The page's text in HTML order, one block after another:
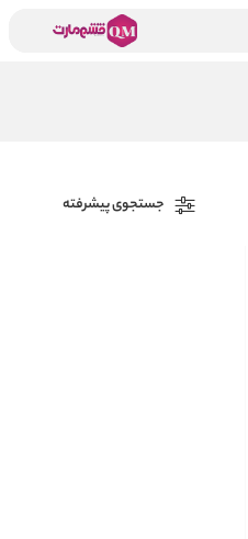
جستجوی پیشرفته